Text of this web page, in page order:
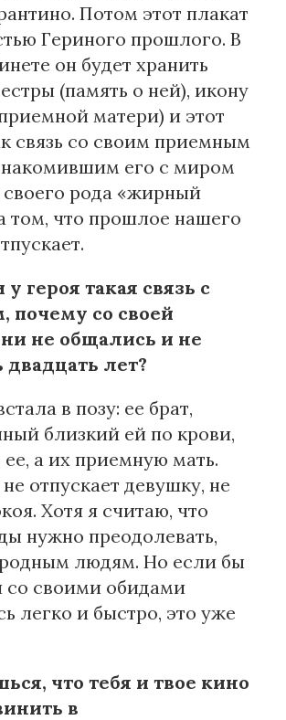
Потом этот плакат
Гериного прошлого. В
он будет хранить
(память о ней), икону
матери) и этот
связь со своим приемным
его с миром
своего рода «жирный
том, что прошлое нашего
героя такая связь с
со своей
не общались и не
лет?
в позу: ее брат,
близкий ей по крови,
а их приемную мать.
отпускает девушку, не
Хотя я считаю, что
нужно преодолевать,
людям. Но если бы
со своими обидами
легко и быстро, это уже
что тебя и твое кино
в